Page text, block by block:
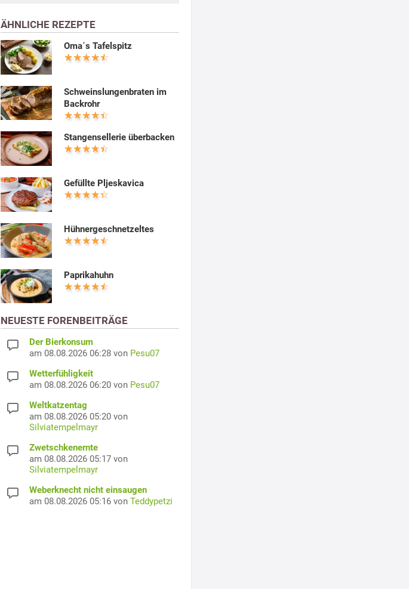
ÄHNLICHE REZEPTE
Oma´s Tafelspitz
Schweinslungenbraten im
Backrohr
Stangensellerie überbacken
Gefüllte Pljeskavica
Hühnergeschnetzeltes
Paprikahuhn
NEUESTE FORENBEITRÄGE
Der Bierkonsum
am 08.08.2026 06:28 von Pesu07
Wetterfühligkeit
am 08.08.2026 06:20 von Pesu07
Weltkatzentag
am 08.08.2026 05:20 von
Silviatempelmayr
Zwetschkenernte
am 08.08.2026 05:17 von
Silviatempelmayr
Weberknecht nicht einsaugen
am 08.08.2026 05:16 von Teddypetzi